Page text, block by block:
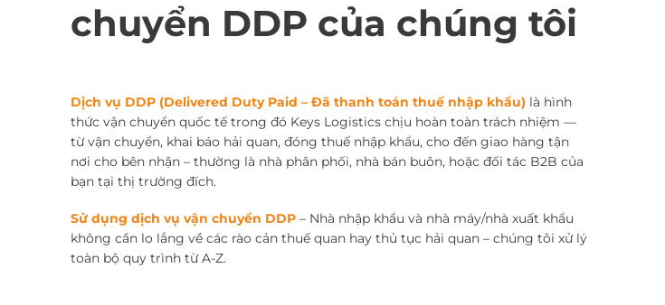
chuyển DDP của chúng tôi
Dịch vụ DDP (Delivered Duty Paid – Đã thanh toán thuế nhập khẩu) là hình
thức vận chuyển quốc tế trong đó Keys Logistics chịu hoàn toàn trách nhiệm —
từ vận chuyển, khai báo hải quan, đóng thuế nhập khẩu, cho đến giao hàng tận
nơi cho bên nhận – thường là nhà phân phối, nhà bán buôn, hoặc đối tác B2B của
bạn tại thị trường đích.
Sử dụng dịch vụ vận chuyển DDP – Nhà nhập khẩu và nhà máy/nhà xuất khẩu
không cần lo lắng về các rào cản thuế quan hay thủ tục hải quan – chúng tôi xử lý
toàn bộ quy trình từ A-Z.